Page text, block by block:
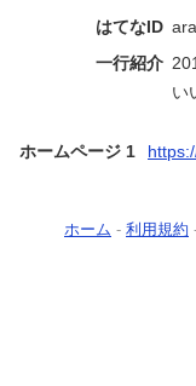
はてなID
一行紹介
い
ホームページ 1
ホーム - 利用規約